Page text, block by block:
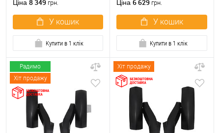
Ціна 8 349 грн.
У кошик
Купити в 1 клік
Ціна 6 629 грн.
У кошик
Купити в 1 клік
Радимо
Хіт продажу
Хіт продажу